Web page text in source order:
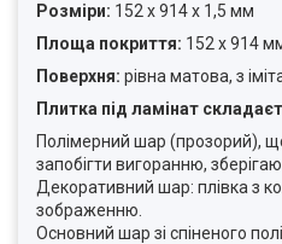
Розміри: 152 х 914 х 1,5 мм
Площа покриття: 152 х 914
Поверхня: рівна матова, з
Плитка під ламінат
Полімерний шар (прозорий),
запобігти вигоранню,
Декоративний шар: плівка з
зображенню.
Основний шар зі спіненого